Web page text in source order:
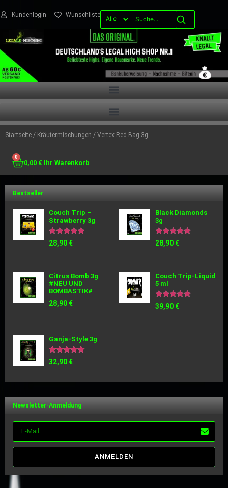
Kundenlogin Wunschliste
Startseite / Kräutermischungen / Vertex-Red Bag 3g
0,00 €
0
Bestseller
Couch Trip –
Strawberry 3g
Bewertet
mit
28,90 €
Black Diamonds
3g
Bewertet
mit
28,90 €
Citrus Bomb 3g
#NEU UND
BOMBASTIK#
28,90 €
Couch Trip-Liquid
5 ml
Bewertet
mit
39,90 €
Ganja-Style 3g
Bewertet
mit
32,90 €
Newsletter-Anmeldung
ANMELDEN